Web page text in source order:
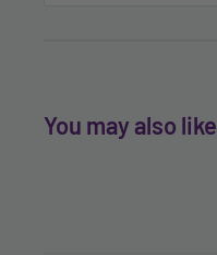
You may also like